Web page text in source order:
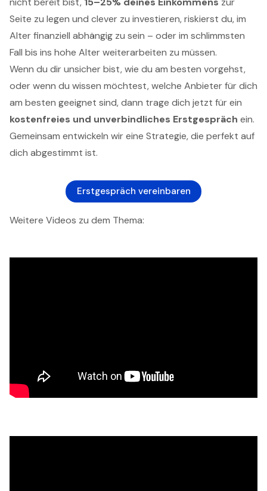
Seite zu legen und clever zu investieren, riskierst du, im
Alter finanziell abhängig zu sein – oder im schlimmsten
Fall bis ins hohe Alter weiterarbeiten zu müssen.
Wenn du dir unsicher bist, wie du am besten vorgehst,
oder wenn du wissen möchtest, welche Anbieter für dich
am besten geeignet sind, dann trage dich jetzt für ein
kostenfreies und unverbindliches Erstgespräch ein.
Gemeinsam entwickeln wir eine Strategie, die perfekt auf
dich abgestimmt ist.
Erstgespräch vereinbaren
Weitere Videos zu dem Thema: